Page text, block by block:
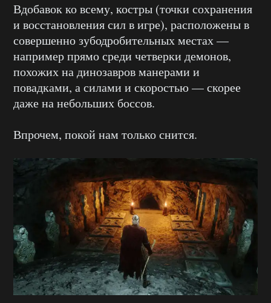
Вдобавок ко всему, костры (точки сохранения
и восстановления сил в игре), расположены в
совершенно зубодробительных местах —
например прямо среди четверки демонов,
похожих на динозавров манерами и
повадками, а силами и скоростью — скорее
даже на небольших боссов.
Впрочем, покой нам только снится.